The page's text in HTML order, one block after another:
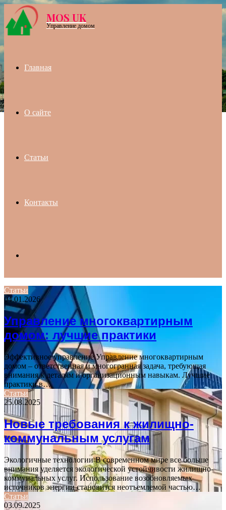
Menu
MOS UK
Управление домом
Главная
О сайте
Статьи
Контакты
for
Статьи
04.01.2026
Управление многоквартирным
домом: лучшие практики
Эффективное управление Управление многоквартирным
домом – ответственная и многогранная задача, требующая
внимания к деталям и организационным навыкам. Лучшие
практики в…
Статьи
25.08.2025
Новые требования к жилищно-
коммунальным услугам
Экологичные технологии В современном мире все больше
внимания уделяется экологической устойчивости жилищно-
коммунальных услуг. Использование возобновляемых
источников энергии становится неотъемлемой частью…
Статьи
03.09.2025